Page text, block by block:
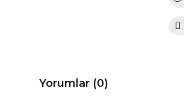
Yorumlar (0)